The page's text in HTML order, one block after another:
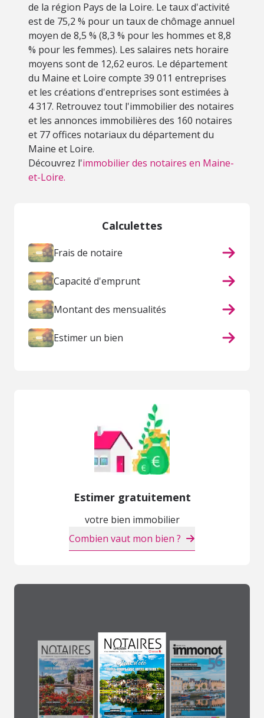
de la région Pays de la Loire. Le taux d'activité
est de 75,2 % pour un taux de chômage annuel
moyen de 8,5 % (8,3 % pour les hommes et 8,8
% pour les femmes). Les salaires nets horaire
moyens sont de 12,62 euros. Le département
du Maine et Loire compte 39 011 entreprises
et les créations d'entreprises sont estimées à
4 317. Retrouvez tout l'immobilier des notaires
et les annonces immobilières des 160 notaires
et 77 offices notariaux du département du
Maine et Loire.
Découvrez l'immobilier des notaires en Maine-
et-Loire.
Calculettes
Frais de notaire
Capacité d'emprunt
Montant des mensualités
Estimer un bien
Estimer gratuitement
votre bien immobilier
Combien vaut mon bien ?